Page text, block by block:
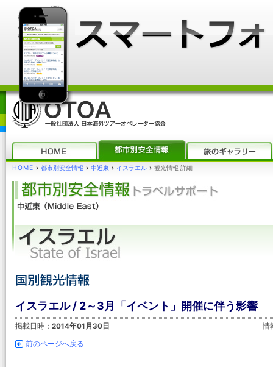
HOME › 都市別安全情報 › 中近東 › イスラエル › 観光情報 詳細
イスラエル / 2～3月「イベント」開催に伴う影響
掲載日時： 2014年01月30日 情
前のページへ戻る